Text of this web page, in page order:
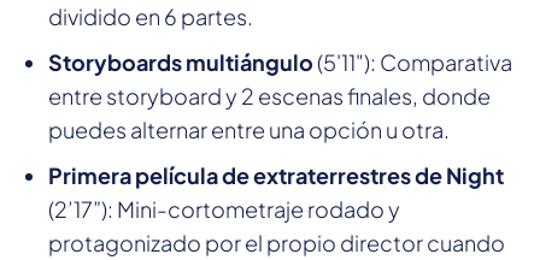
dividido en 6 partes.
Storyboards multiángulo(5'11"): Comparativa
entre storyboard y 2 escenas finales, donde
puedes alternar entre una opción u otra.
Primera película de extraterrestres de Night
(2’17”): Mini-cortometraje rodado y
protagonizado por el propio director cuando